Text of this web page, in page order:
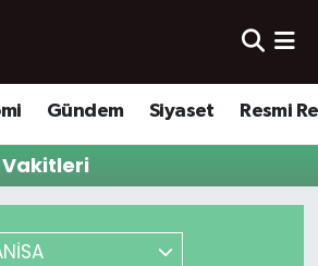
Gündem Siyaset Resmi
Vakitleri
Durumu ve Fikstür